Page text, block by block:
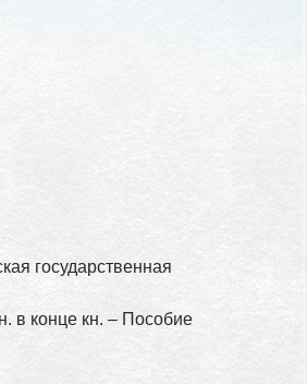
государственная
в конце кн. – Пособие